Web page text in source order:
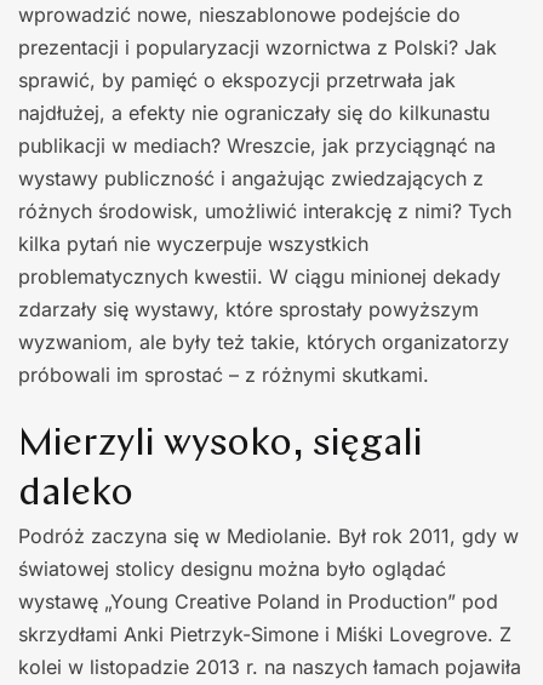
wprowadzić nowe, nieszablonowe podejście do
prezentacji i popularyzacji wzornictwa z Polski? Jak
sprawić, by pamięć o ekspozycji przetrwała jak
najdłużej, a efekty nie ograniczały się do kilkunastu
publikacji w mediach? Wreszcie, jak przyciągnąć na
wystawy publiczność i angażując zwiedzających z
różnych środowisk, umożliwić interakcję z nimi? Tych
kilka pytań nie wyczerpuje wszystkich
problematycznych kwestii. W ciągu minionej dekady
zdarzały się wystawy, które sprostały powyższym
wyzwaniom, ale były też takie, których organizatorzy
próbowali im sprostać – z różnymi skutkami.
Mierzyli wysoko, sięgali
daleko
Podróż zaczyna się w Mediolanie. Był rok 2011, gdy w
światowej stolicy designu można było oglądać
wystawę „Young Creative Poland in Production” pod
skrzydłami Anki Pietrzyk-Simone i Miśki Lovegrove. Z
kolei w listopadzie 2013 r. na naszych łamach pojawiła